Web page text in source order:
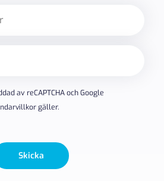
av reCAPTCHA och Google
gäller.
Skicka